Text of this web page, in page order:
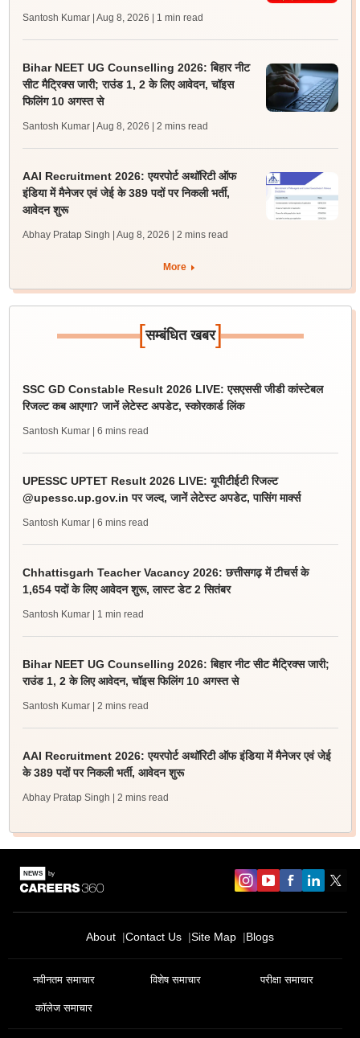
Santosh Kumar | Aug 8, 2026 | 1 min read
Bihar NEET UG Counselling 2026: बिहार नीट
सीट मैट्रिक्स जारी; राउंड 1, 2 के लिए आवेदन, चॉइस
फिलिंग 10 अगस्त से
Santosh Kumar | Aug 8, 2026 | 2 mins read
AAI Recruitment 2026: एयरपोर्ट अथॉरिटी ऑफ
इंडिया में मैनेजर एवं जेई के 389 पदों पर निकली भर्ती,
आवेदन शुरू
Abhay Pratap Singh | Aug 8, 2026 | 2 mins read
More
[सम्बंधित खबर]
SSC GD Constable Result 2026 LIVE: एसएससी जीडी कांस्टेबल
रिजल्ट कब आएगा? जानें लेटेस्ट अपडेट, स्कोरकार्ड लिंक
Santosh Kumar | 6 mins read
UPESSC UPTET Result 2026 LIVE: यूपीटीईटी रिजल्ट
@upessc.up.gov.in पर जल्द, जानें लेटेस्ट अपडेट, पासिंग मार्क्स
Santosh Kumar | 6 mins read
Chhattisgarh Teacher Vacancy 2026: छत्तीसगढ़ में टीचर्स के
1,654 पदों के लिए आवेदन शुरू, लास्ट डेट 2 सितंबर
Santosh Kumar | 1 min read
Bihar NEET UG Counselling 2026: बिहार नीट सीट मैट्रिक्स जारी;
राउंड 1, 2 के लिए आवेदन, चॉइस फिलिंग 10 अगस्त से
Santosh Kumar | 2 mins read
AAI Recruitment 2026: एयरपोर्ट अथॉरिटी ऑफ इंडिया में मैनेजर एवं जेई
के 389 पदों पर निकली भर्ती, आवेदन शुरू
Abhay Pratap Singh | 2 mins read
About Contact Us Site Map Blogs
नवीनतम समाचार विशेष समाचार परीक्षा समाचार
कॉलेज समाचार